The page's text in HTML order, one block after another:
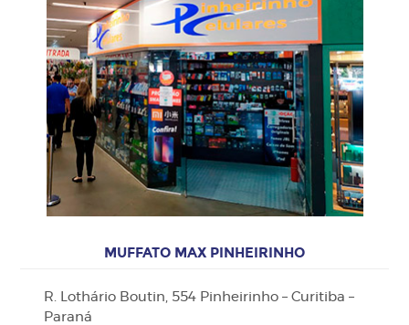
MUFFATO MAX PINHEIRINHO
R. Lothário Boutin, 554 Pinheirinho – Curitiba –
Paraná